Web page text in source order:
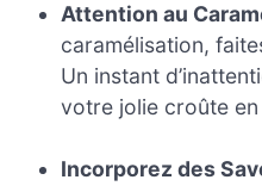
Attention au
caramélisation,
Un instant
votre jolie croûte
Incorporez des